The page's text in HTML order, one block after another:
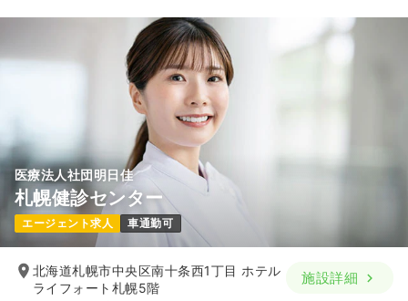
/月
時間 7:00～19:00（休憩60分）
年間休日120日
4週8休以上
担当業務未経験可
月給25万円以上可
気になる
医療法人社団明日佳
札幌健診センター
エージェント求人 車通勤可
北海道札幌市中央区南十条西1丁目 ホテル
ライフォート札幌5階
施設詳細